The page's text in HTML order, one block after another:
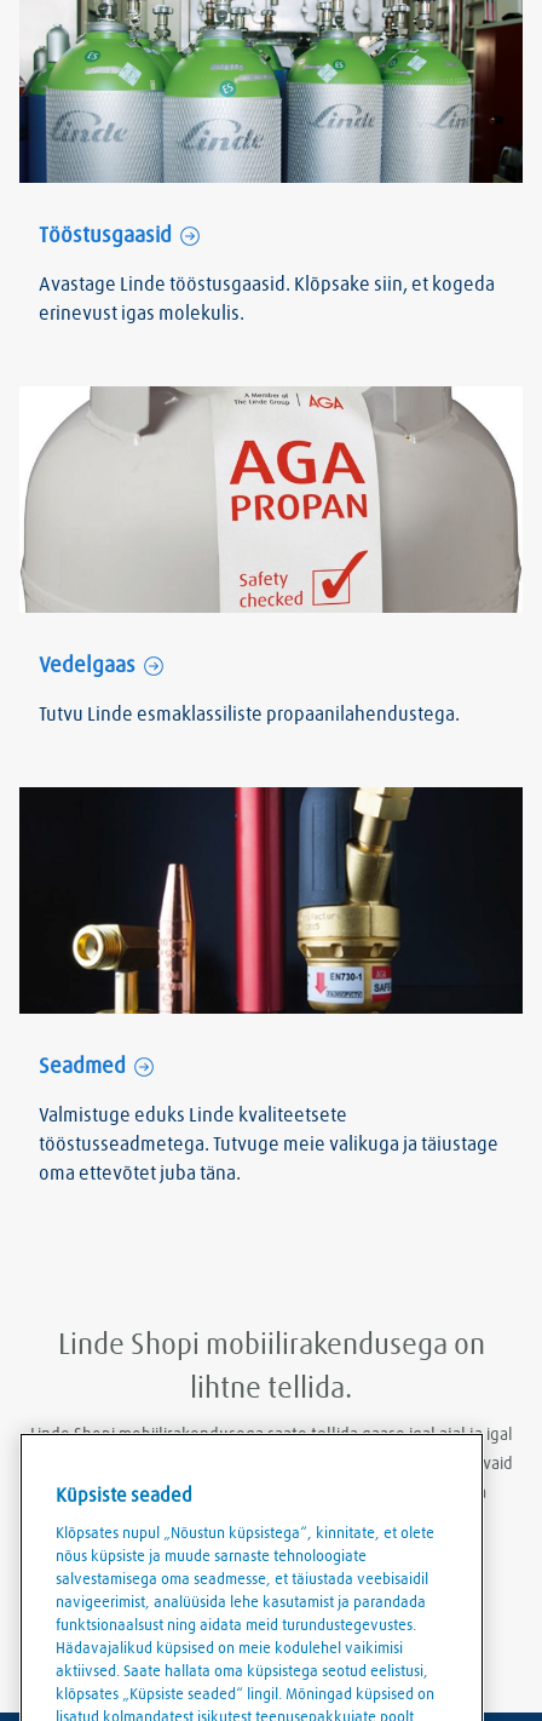
Tööstusgaasid
Avastage Linde tööstusgaasid. Klõpsake siin, et kogeda
erinevust igas molekulis.
Vedelgaas
Tutvu Linde esmaklassiliste propaanilahendustega.
Seadmed
Valmistuge eduks Linde kvaliteetsete
tööstusseadmetega. Tutvuge meie valikuga ja täiustage
oma ettevõtet juba täna.
Linde Shopi mobiilirakendusega on
lihtne tellida.
Linde Shopi mobiilirakendusega saate tellida gaase igal ajal ja igal
pool. Rakendusse püsivalt sisseloginuna saate tooteid tellida vaid
paari klõpsuga, lisaks saate luua tellimispõhju ning laadida
igapäevaselt alla arveid ja saatelehti.
Küpsiste seaded
Klõpsates nupul „Nõustun küpsistega“, kinnitate, et olete
nõus küpsiste ja muude sarnaste tehnoloogiate
salvestamisega oma seadmesse, et täiustada veebisaidil
navigeerimist, analüüsida lehe kasutamist ja parandada
funktsionaalsust ning aidata meid turundustegevustes.
Hädavajalikud küpsised on meie kodulehel vaikimisi
aktiivsed. Saate hallata oma küpsistega seotud eelistusi,
klõpsates „Küpsiste seaded“ lingil. Mõningad küpsised on